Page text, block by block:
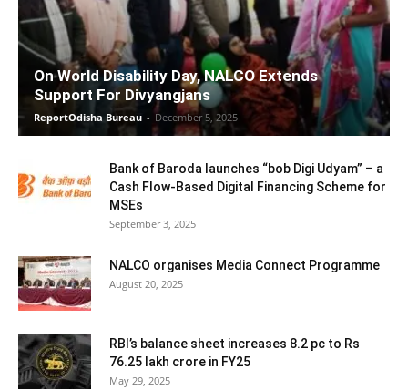
On World Disability Day, NALCO Extends
Support For Divyangjans
ReportOdisha Bureau - December 5, 2025
Bank of Baroda launches “bob Digi Udyam” – a
Cash Flow-Based Digital Financing Scheme for
MSEs
September 3, 2025
NALCO organises Media Connect Programme
August 20, 2025
RBI’s balance sheet increases 8.2 pc to Rs
76.25 lakh crore in FY25
May 29, 2025